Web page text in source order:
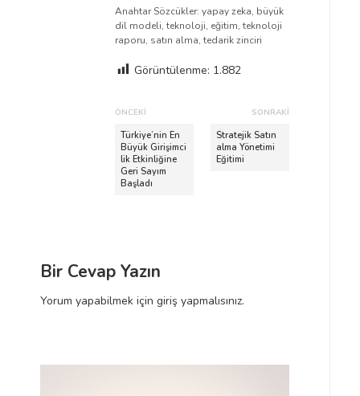
Anahtar Sözcükler: yapay zeka, büyük
dil modeli, teknoloji, eğitim, teknoloji
raporu, satın alma, tedarik zinciri
Görüntülenme: 1.882
Y
a
z
a
ı
ÖNCEKI
Ö
n
e
z
Türkiye’nin En
Büyük Girişimci
lik Etkinliğine
Geri Sayım
Başladı
SONRAKI
S
o
n
ı
Stratejik Satın
alma Yönetimi
Eğitimi
Bir Cevap Yazın
Yorum yapabilmek için giriş yapmalısınız.